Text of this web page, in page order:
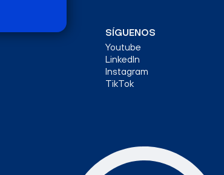
SÍGUENOS
Youtube
LinkedIn
Instagram
TikTok